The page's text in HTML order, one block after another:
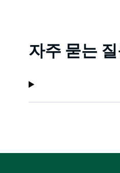
자주 묻는